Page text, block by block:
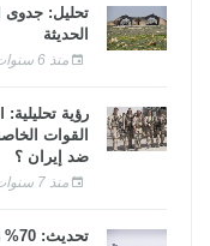
تحليل: جدوى
الحديثة
منذ 6 سنوات
رؤية
القوات
ضد إيران ؟
منذ 7 سنوات